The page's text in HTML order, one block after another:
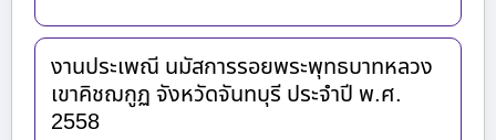
งานประเพณี นมัสการรอยพระพุทธบาทหลวง
เขาคิชฌกูฏ จังหวัดจันทบุรี ประจำปี พ.ศ.
2558